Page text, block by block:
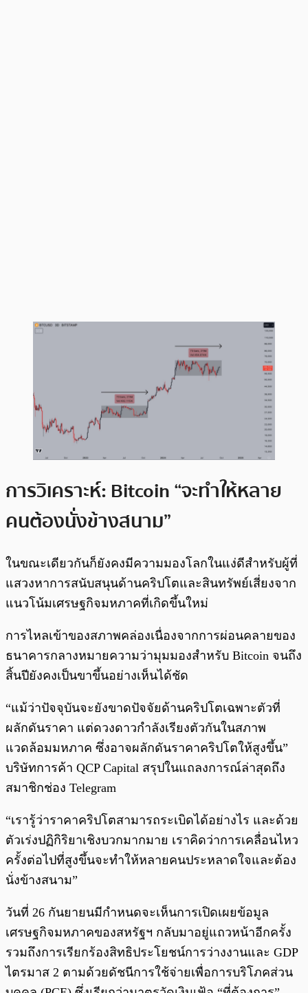
การวิเคราะห์: Bitcoin “จะทำให้หลาย
คนต้องนั่งข้างสนาม”
ในขณะเดียวกันก็ยังคงมีความมองโลกในแง่ดีสำหรับผู้ที่
แสวงหาการสนับสนุนด้านคริปโตและสินทรัพย์เสี่ยงจาก
แนวโน้มเศรษฐกิจมหภาคที่เกิดขึ้นใหม่
การไหลเข้าของสภาพคล่องเนื่องจากการผ่อนคลายของ
ธนาคารกลางหมายความว่ามุมมองสำหรับ Bitcoin จนถึง
สิ้นปียังคงเป็นขาขึ้นอย่างเห็นได้ชัด
“แม้ว่าปัจจุบันจะยังขาดปัจจัยด้านคริปโตเฉพาะตัวที่
ผลักดันราคา แต่ดวงดาวกำลังเรียงตัวกันในสภาพ
แวดล้อมมหภาค ซึ่งอาจผลักดันราคาคริปโตให้สูงขึ้น”
บริษัทการค้า QCP Capital สรุปในแถลงการณ์ล่าสุดถึง
สมาชิกช่อง Telegram
“เรารู้ว่าราคาคริปโตสามารถระเบิดได้อย่างไร และด้วย
ตัวเร่งปฏิกิริยาเชิงบวกมากมาย เราคิดว่าการเคลื่อนไหว
ครั้งต่อไปที่สูงขึ้นจะทำให้หลายคนประหลาดใจและต้อง
นั่งข้างสนาม”
วันที่ 26 กันยายนมีกำหนดจะเห็นการเปิดเผยข้อมูล
เศรษฐกิจมหภาคของสหรัฐฯ กลับมาอยู่แถวหน้าอีกครั้ง
รวมถึงการเรียกร้องสิทธิประโยชน์การว่างงานและ GDP
ไตรมาส 2 ตามด้วยดัชนีการใช้จ่ายเพื่อการบริโภคส่วน